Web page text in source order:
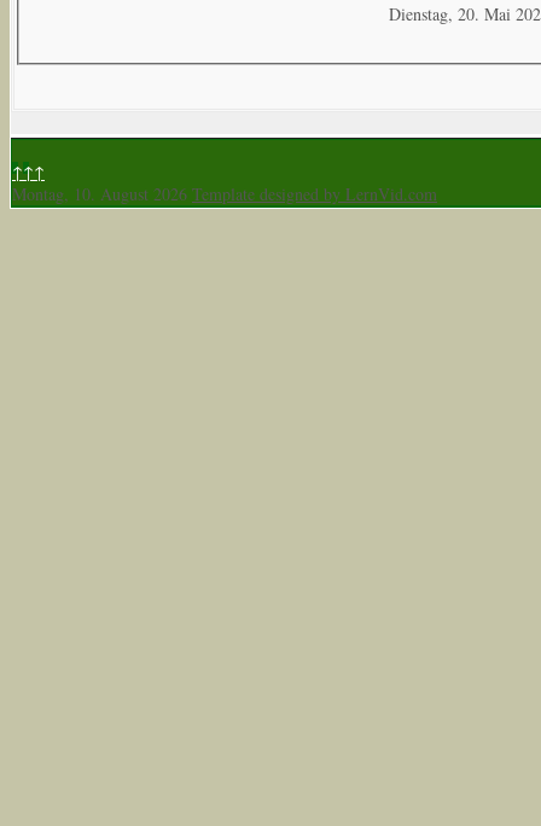
Dienstag, 20. Mai
↑↑↑
Montag, 10. August 2026 Template designed by LernVid.com